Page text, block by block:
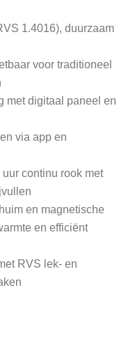
1.4016), duurzaam
voor traditioneel
met digitaal paneel en
via app en
continu rook met
en magnetische
en efficiënt
RVS lek- en